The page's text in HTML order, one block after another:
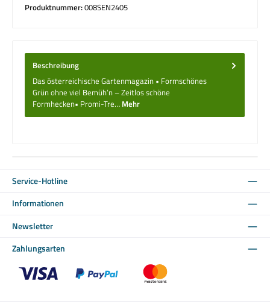
Produktnummer:008SEN2405
Beschreibung
Das österreichische Gartenmagazin • Formschönes
Grün ohne viel Bemüh’n – Zeitlos schöne
Formhecken• Promi-Tre… Mehr
Service-Hotline
Informationen
Newsletter
Zahlungsarten